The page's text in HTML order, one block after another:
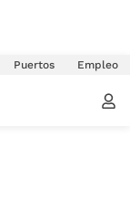
Puertos Empleo